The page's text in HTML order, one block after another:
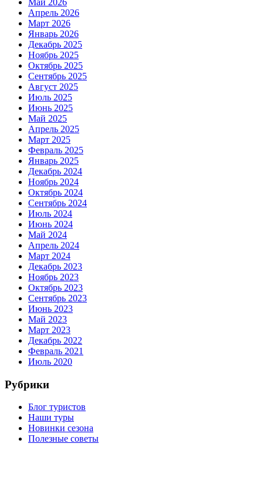
Апрель 2026
Март 2026
Январь 2026
Декабрь 2025
Ноябрь 2025
Октябрь 2025
Сентябрь 2025
Август 2025
Июль 2025
Июнь 2025
Май 2025
Апрель 2025
Март 2025
Февраль 2025
Январь 2025
Декабрь 2024
Ноябрь 2024
Октябрь 2024
Сентябрь 2024
Июль 2024
Июнь 2024
Май 2024
Апрель 2024
Март 2024
Декабрь 2023
Ноябрь 2023
Октябрь 2023
Сентябрь 2023
Июнь 2023
Май 2023
Март 2023
Декабрь 2022
Февраль 2021
Июль 2020
Рубрики
Блог туристов
Наши туры
Новинки сезона
Полезные советы